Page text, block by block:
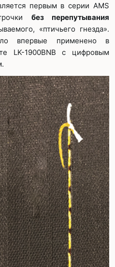
первым в серии AMS
без перепутывания
«птичьего гнезда».
впервые применено в
LK-1900BNB с цифровым